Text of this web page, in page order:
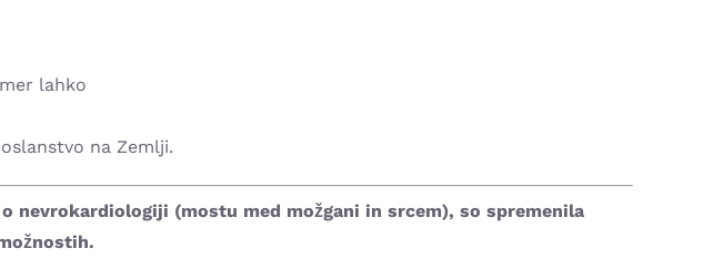
lahko
na Zemlji.
nevrokardiologiji (mostu med možgani in srcem), so spremenila